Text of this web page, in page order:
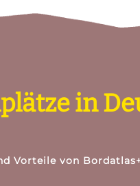
in
Vorteile von